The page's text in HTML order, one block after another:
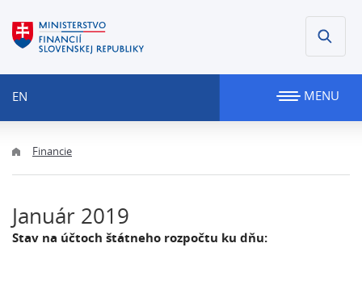
EN MENU
Financie
Január 2019
Stav na účtoch štátneho rozpočtu ku dňu: